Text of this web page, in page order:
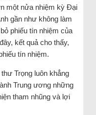
một nửa nhiệm kỳ Đại
gần như không làm
phiếu tín nhiệm của
kết quả cho thấy,
tín nhiệm.
Trọng luôn khẳng
Trung ương những
tham nhũng và lợi